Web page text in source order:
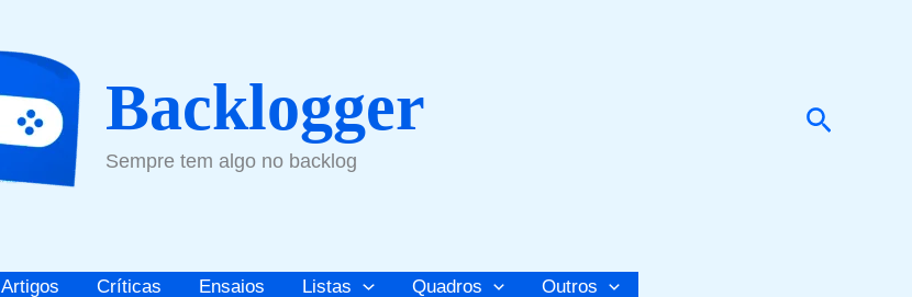
Backlogger
Sempre tem algo no backlog
Artigos Críticas Ensaios Listas Quadros Outros